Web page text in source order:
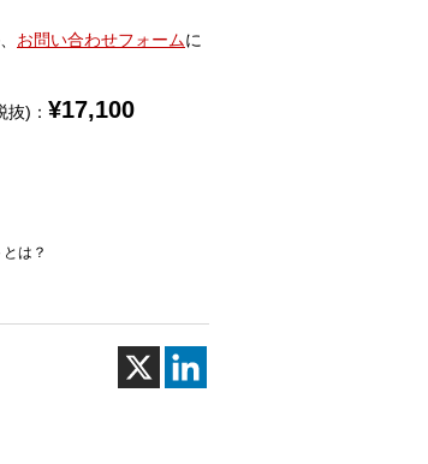
お問い合わせフォームに
抜)： ¥17,100
は？